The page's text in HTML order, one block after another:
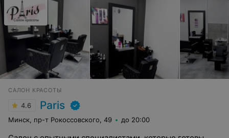
САЛОН КРАСОТЫ
4.6 Paris
Минск, пр-т Рокоссовского, 49 до 20:00